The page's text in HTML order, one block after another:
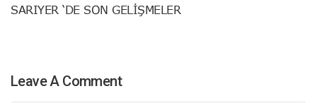
SARIYER ‘DE SON GELİŞMELER
Leave A Comment